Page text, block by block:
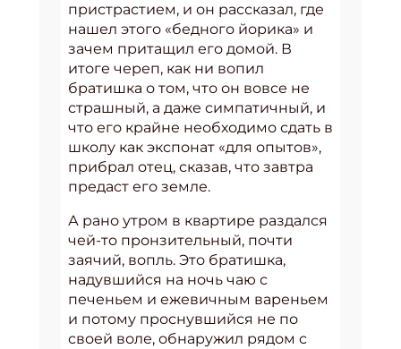
пристрастием, и он рассказал, где
нашел этого «бедного йорика» и
зачем притащил его домой. В
итоге череп, как ни вопил
братишка о том, что он вовсе не
страшный, а даже симпатичный, и
что его крайне необходимо сдать в
школу как экспонат «для опытов»,
прибрал отец, сказав, что завтра
предаст его земле.
А рано утром в квартире раздался
чей-то пронзительный, почти
заячий, вопль. Это братишка,
надувшийся на ночь чаю с
печеньем и ежевичным вареньем
и потому проснувшийся не по
своей воле, обнаружил рядом с